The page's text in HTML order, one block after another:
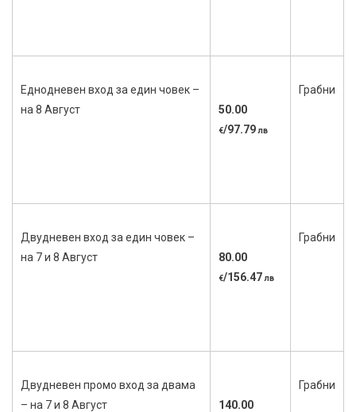
Еднодневен вход за един човек –
на 8 Август
50.00
€/97.79лв
Грабни
Двудневен вход за един човек –
на 7 и 8 Август
80.00
€/156.47лв
Грабни
Двудневен промо вход за двама
– на 7 и 8 Август
140.00
Грабни